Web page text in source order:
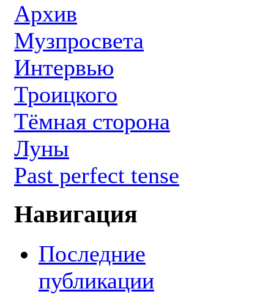
Архив
Музпросвета
Интервью
Троицкого
Тёмная сторона
Луны
Past perfect tense
Навигация
Последние
публикации